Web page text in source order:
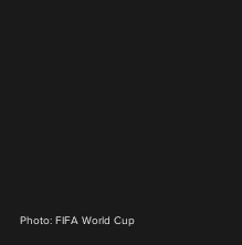
Photo: FIFA World Cup